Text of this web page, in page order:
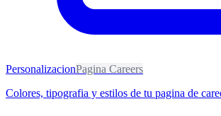
PersonalizacionPagina Careers
Colores, tipografia y estilos de tu pagina de